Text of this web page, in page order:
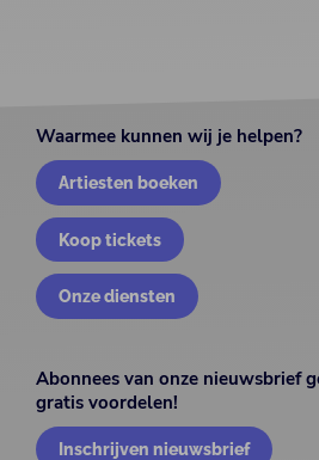
Waarmee kunnen wij je helpen?
Artiesten boeken
Koop tickets
Onze diensten
Abonnees van onze nieuwsbrief
gratis voordelen!
Inschrijven nieuwsbrief